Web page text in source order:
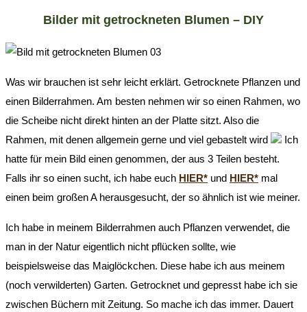
Bilder mit getrockneten Blumen – DIY
Was wir brauchen ist sehr leicht erklärt. Getrocknete Pflanzen und
einen Bilderrahmen. Am besten nehmen wir so einen Rahmen, wo
die Scheibe nicht direkt hinten an der Platte sitzt. Also die
Rahmen, mit denen allgemein gerne und viel gebastelt wird
Ich
hatte für mein Bild einen genommen, der aus 3 Teilen besteht.
Falls ihr so einen sucht, ich habe euch HIER* und HIER* mal
einen beim großen A herausgesucht, der so ähnlich ist wie meiner.
Ich habe in meinem Bilderrahmen auch Pflanzen verwendet, die
man in der Natur eigentlich nicht pflücken sollte, wie
beispielsweise das Maiglöckchen. Diese habe ich aus meinem
(noch verwilderten) Garten. Getrocknet und gepresst habe ich sie
zwischen Büchern mit Zeitung. So mache ich das immer. Dauert